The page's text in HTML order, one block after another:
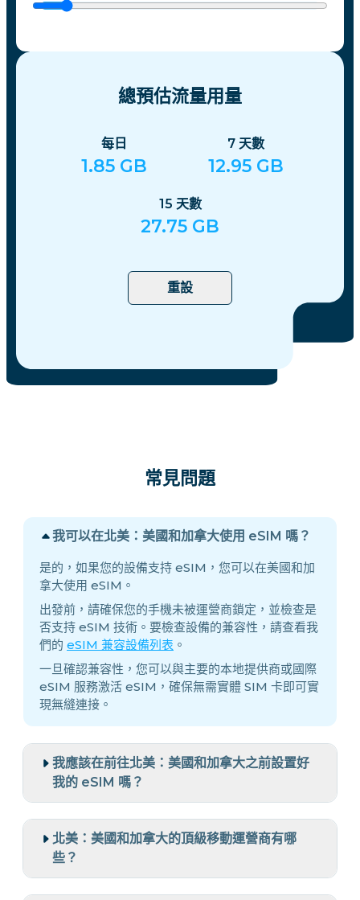
總預估流量用量
每日
1.85 GB
7 天數
12.95 GB
15 天數
27.75 GB
重設
常見問題
我可以在北美：美國和加拿大使用 eSIM 嗎？
是的，如果您的設備支持 eSIM，您可以在美國和加
拿大使用 eSIM。
出發前，請確保您的手機未被運營商鎖定，並檢查是
否支持 eSIM 技術。要檢查設備的兼容性，請查看我
們的 eSIM 兼容設備列表 。
一旦確認兼容性，您可以與主要的本地提供商或國際
eSIM 服務激活 eSIM，確保無需實體 SIM 卡即可實
現無縫連接。
我應該在前往北美：美國和加拿大之前設置好
我的 eSIM 嗎？
北美：美國和加拿大的頂級移動運營商有哪
些？